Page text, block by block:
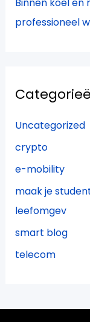
professioneel
Uncategorized
crypto
e-mobility
maak je
leefomgev
smart blog
telecom